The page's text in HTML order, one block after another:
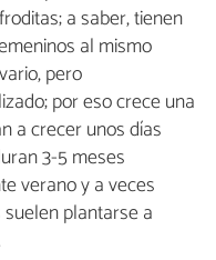
a saber, tienen
al mismo
pero
por eso crece una
a crecer unos días
3-5 meses
verano y a veces
plantarse a